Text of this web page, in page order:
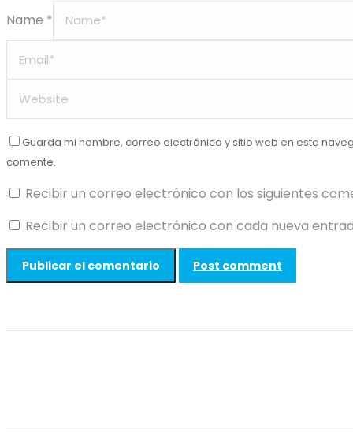
Name *
Guarda mi nombre, correo electrónico y sitio web en este
comente.
Recibir un correo electrónico con los siguientes
Recibir un correo electrónico con cada nueva
Post comment